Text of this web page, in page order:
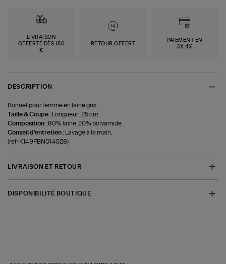
LIVRAISON
OFFERTE DÈS 150
€
RETOUR OFFERT
PAIEMENT EN
3X,4X
DESCRIPTION
Bonnet pour femme en laine gris.
Taille & Coupe :
Longueur : 25 cm.
Composition :80% laine. 20% polyamide.
Conseil d'entretien :
Lavage à la main.
(ref-K149FBN014028)
LIVRAISON ET RETOUR
DISPONIBILITÉ BOUTIQUE